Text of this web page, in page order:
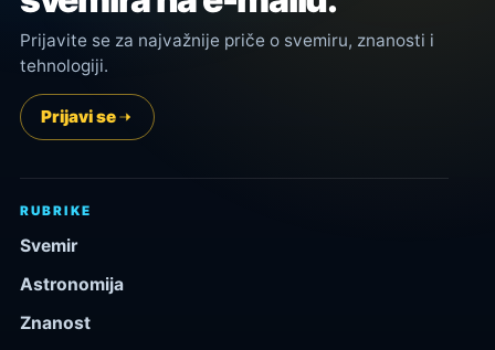
Prijavite se za najvažnije priče o svemiru, znanosti i
tehnologiji.
Prijavi se
RUBRIKE
Svemir
Astronomija
Znanost